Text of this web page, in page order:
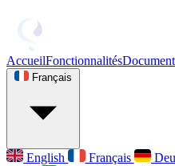
AccueilFonctionnalités
Français
English Français